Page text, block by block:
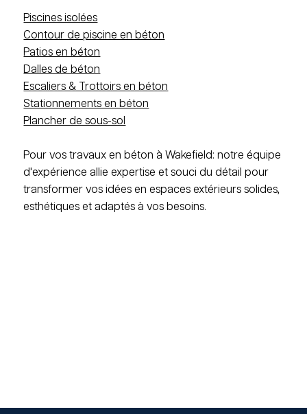
Piscines isolées
Contour de piscine en béton
Patios en béton
Dalles de béton
Escaliers & Trottoirs en béton
Stationnements en béton
Plancher de sous-sol
Pour vos travaux en béton à Wakefield: notre équipe
d'expérience allie expertise et souci du détail pour
transformer vos idées en espaces extérieurs solides,
esthétiques et adaptés à vos besoins.